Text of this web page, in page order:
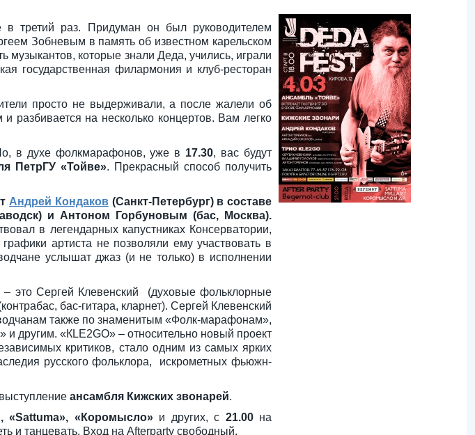
в третий раз. Придуман он был руководителем
Зобневым в память об известном карельском
которые знали Деда, учились, играли
государственная филармония и клуб-ресторан
просто не выдерживали, а после жалели об
разбивается на несколько концертов. Вам легко
в духе фолкмарафонов, уже в 17.30, вас будут
ПетрГУ «Тойве». Прекрасный способ получить
Андрей Кондаков(Санкт-Петербург) в составе
и Антоном Горбуновым (бас, Москва).
в легендарных капустниках Консерватории,
артиста не позволяли ему участвовать в
услышат джаз (и не только) в исполнении
это Сергей Клевенский (духовые фольклорные
бас-гитара, кларнет). Сергей Клевенский
также по знаменитым «Фолк-марафонам»,
другим. «КLЕ2GО» – относительно новый проект
критиков, стало одним из самых ярких
русского фольклора, искрометных фьюжн-
ансамбля Кижских звонарей.
«Sattuma», «Коромысло»и других, с 21.00на
и танцевать. Вход на Afterparty свободный.